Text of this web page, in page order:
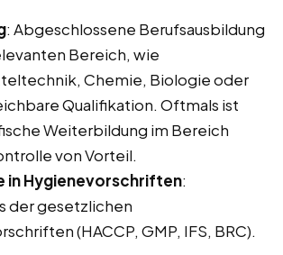
: Abgeschlossene Berufsausbildung
Bereich, wie
Chemie, Biologie oder
Qualifikation. Oftmals ist
Weiterbildung im Bereich
von Vorteil.
in Hygienevorschriften:
der gesetzlichen
(HACCP, GMP, IFS, BRC).